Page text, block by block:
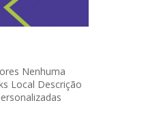
Nenhuma
Local Descrição